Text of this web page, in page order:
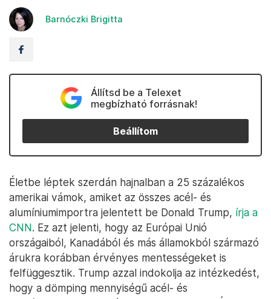
Barnóczki Brigitta
Állítsd be a Telexet
megbízható forrásnak!
Beállítom
Életbe léptek szerdán hajnalban a 25 százalékos
amerikai vámok, amiket az összes acél- és
alumíniumimportra jelentett be Donald Trump, írja a
CNN. Ez azt jelenti, hogy az Európai Unió
országaiból, Kanadából és más államokból származó
árukra korábban érvényes mentességeket is
felfüggesztik. Trump azzal indokolja az intézkedést,
hogy a dömping mennyiségű acél- és